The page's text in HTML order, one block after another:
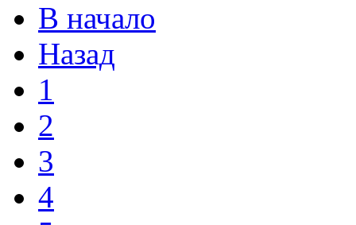
В начало
Назад
1
2
3
4